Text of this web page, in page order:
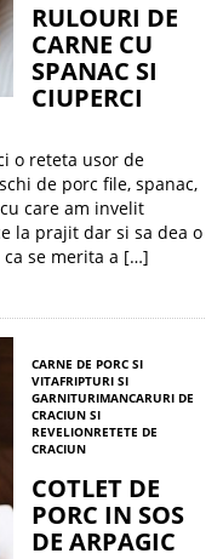
RULOURI DE
CARNE CU
SPANAC SI
CIUPERCI
o reteta usor de
de porc file, spanac,
care am invelit
la prajit dar si sa dea o
se merita a […]
CARNE DE PORC SI
VITAFRIPTURI SI
GARNITURIMANCARURI DE
CRACIUN SI
REVELIONRETETE DE
CRACIUN
COTLET DE
PORC IN SOS
DE ARPAGIC